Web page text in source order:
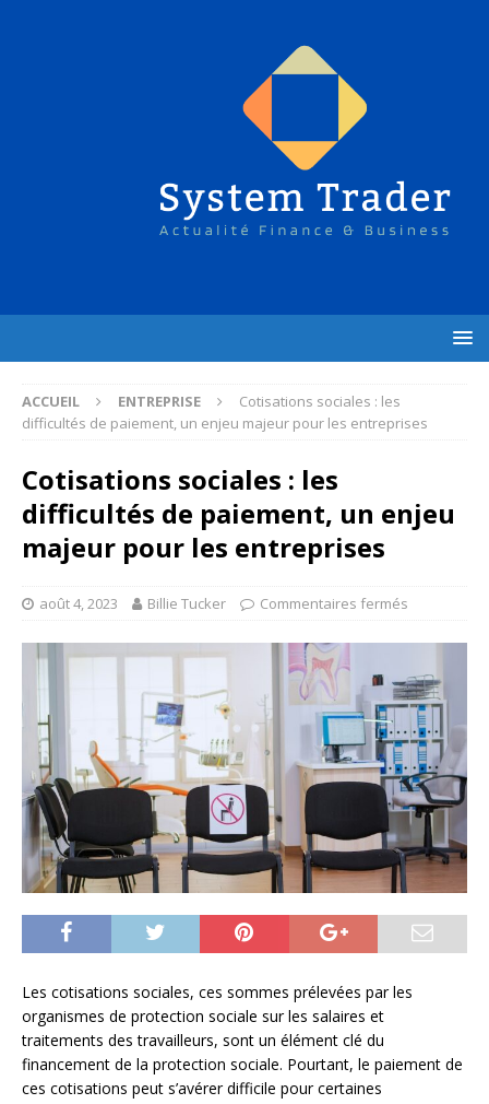
ACCUEIL ENTREPRISE
Cotisations sociales : les
difficultés de paiement, un enjeu majeur pour les entreprises
Cotisations sociales : les
difficultés de paiement, un enjeu
majeur pour les entreprises
août 4, 2023 Billie Tucker Commentaires fermés
Les cotisations sociales, ces sommes prélevées par les
organismes de protection sociale sur les salaires et
traitements des travailleurs, sont un élément clé du
financement de la protection sociale. Pourtant, le paiement de
ces cotisations peut s’avérer difficile pour certaines